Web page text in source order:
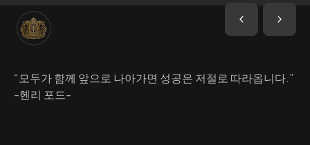
“모두가 함께 앞으로 나아가면 성공은 저절로 따라옵니다.”
-헨리 포드-